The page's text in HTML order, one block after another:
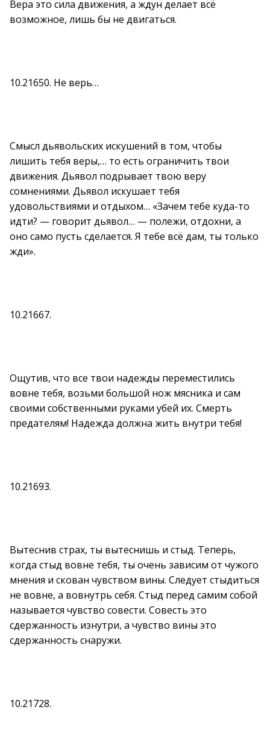
Вера это сила движения, а ждун делает всё
возможное, лишь бы не двигаться.
10.21650. Не верь…
Смысл дьявольских искушений в том, чтобы
лишить тебя веры,… то есть ограничить твои
движения. Дьявол подрывает твою веру
сомнениями. Дьявол искушает тебя
удовольствиями и отдыхом… «Зачем тебе куда-то
идти? — говорит дьявол… — полежи, отдохни, а
оно само пусть сделается. Я тебе всё дам, ты только
жди».
10.21667.
Ощутив, что все твои надежды переместились
вовне тебя, возьми большой нож мясника и сам
своими собственными руками убей их. Смерть
предателям! Надежда должна жить внутри тебя!
10.21693.
Вытеснив страх, ты вытеснишь и стыд. Теперь,
когда стыд вовне тебя, ты очень зависим от чужого
мнения и скован чувством вины. Следует стыдиться
не вовне, а вовнутрь себя. Стыд перед самим собой
называется чувство совести. Совесть это
сдержанность изнутри, а чувство вины это
сдержанность снаружи.
10.21728.